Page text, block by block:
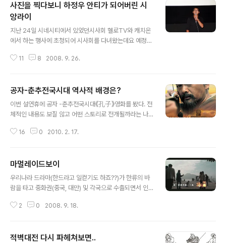
사진을 찍다보니 하정우 안티가 되어버린 시
앙라이
지난 24일 시네시티에서 있었던시사회 헬로TV와 캐치온
에서 하는 행사에 초청되어 시사회를 다녀왔는데요 예정에
습니다. 운 좋게 앞에 앉아서 사진을 찍었긴 했지만 가운데
막하게 인사하고 몇 장 찍지도 못하고 바로 영화는 상영되
었습니다. 많은 여성분들의 환호~~!! 그런데 이렇게 안티
팬처럼 사진을 찍어버리다니 아쉽네요~ㅡ.ㅡ;; 주인공 병
해서 서울의 구석진 뒷골목, 고급 오피스텔, 패스트 푸드점,
11 8 2008. 9. 26.
공자-춘추전국시대 역사적 배경은?
이번 설연휴에 공자 -춘추전국시대《孔子》영화를 봤다. 전
체적인 내용도 보질 않고 어떤 스토리로 전개될까라는 나
시대 감독 호 메이 (2010 / 중국) 출연 주윤발, 주신, 진건
대전과 같은 큰 스케일의 전쟁장면은 별로 없고, 계도적인
내용이 깔려있어 췟~이게 뭐야..? 할지도 모른다 공자가 살
던 시대는 어땠을까? 공자(孔子)는 기원전 551년에 태어
(春秋時代) 말기에 해당한다. 춘추시대(春秋時代)에 접
16 0 2010. 2. 17.
마멀레이드보이
우리나라 드라마(한드라고 일컫기도 하죠??)가 한류의 바
람을 타고 중화권(중국, 대만) 및 각국으로 수출되면서 인
랑비에 옷 젖는다'는 말이 있듯이 우리에게 소리 소문없이
붕 등이 주연을 맡아 10년 가까이 한국에서 사랑을 받고 있
2 0 2008. 9. 18.
적벽대전 다시 파헤쳐보면..